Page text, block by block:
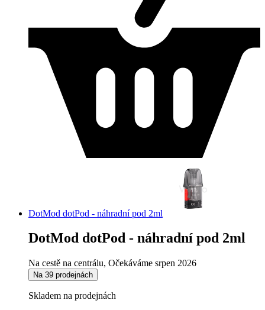
DotMod dotPod - náhradní pod 2ml
DotMod dotPod - náhradní pod 2ml
Na cestě na centrálu, Očekáváme srpen 2026
Na 39 prodejnách
Skladem na prodejnách